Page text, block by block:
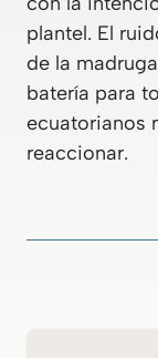
plantel. El
de la
batería para
ecuatorianos
reaccionar.